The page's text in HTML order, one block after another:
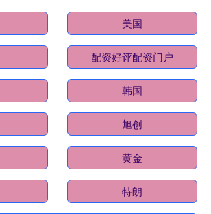
美国
配资好评配资门户
韩国
旭创
黄金
特朗